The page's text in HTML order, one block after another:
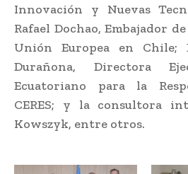
Innovación y Nuevas
Rafael Dochao, Embajador
Unión Europea en Chile;
Durañona, Directora
Ecuatoriano para la
CERES; y la consultora
Kowszyk, entre otros.